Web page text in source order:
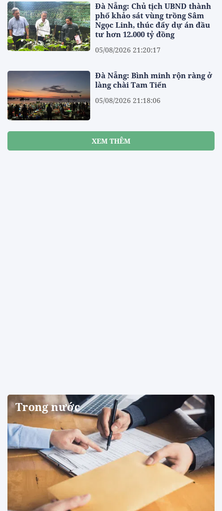
Đà Nẵng: Chủ tịch UBND thành
phố khảo sát vùng trồng Sâm
Ngọc Linh, thúc đẩy dự án đầu
tư hơn 12.000 tỷ đồng
05/08/2026 21:20:17
Đà Nẵng: Bình minh rộn ràng ở
làng chài Tam Tiến
05/08/2026 21:18:06
XEM THÊM
Trong nước